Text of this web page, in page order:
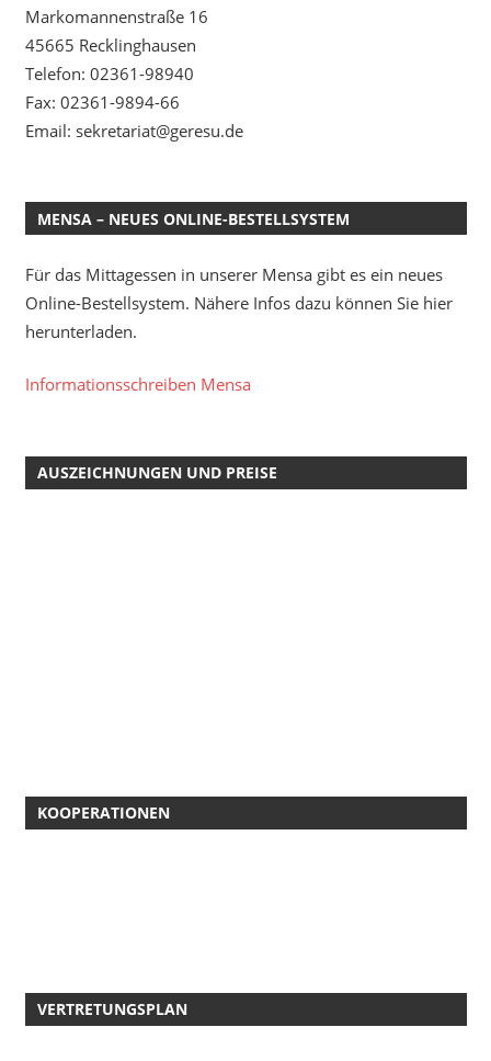
Markomannenstraße 16
45665 Recklinghausen
Telefon: 02361-98940
Fax: 02361-9894-66
Email: sekretariat@geresu.de
MENSA – NEUES ONLINE-BESTELLSYSTEM
Für das Mittagessen in unserer Mensa gibt es ein neues
Online-Bestellsystem. Nähere Infos dazu können Sie hier
herunterladen.
Informationsschreiben Mensa
AUSZEICHNUNGEN UND PREISE
KOOPERATIONEN
VERTRETUNGSPLAN